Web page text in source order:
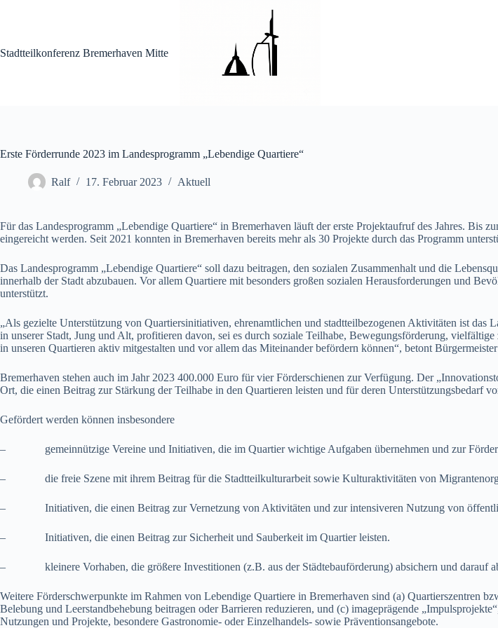
Stadtteilkonferenz Bremerhaven Mitte
Erste Förderrunde 2023 im Landesprogramm „Lebendige Quartiere“
Ralf 17. Februar 2023 Aktuell
Für das Landesprogramm „Lebendige Quartiere“ in Bremerhaven läuft der erste Projektaufruf des Jahres. Bis
eingereicht werden. Seit 2021 konnten in Bremerhaven bereits mehr als 30 Projekte durch das Programm
Das Landesprogramm „Lebendige Quartiere“ soll dazu beitragen, den sozialen Zusammenhalt und die
innerhalb der Stadt abzubauen. Vor allem Quartiere mit besonders großen sozialen Herausforderungen und
unterstützt.
„Als gezielte Unterstützung von Quartiersinitiativen, ehrenamtlichen und stadtteilbezogenen Aktivitäten ist
in unserer Stadt, Jung und Alt, profitieren davon, sei es durch soziale Teilhabe, Bewegungsförderung,
in unseren Quartieren aktiv mitgestalten und vor allem das Miteinander befördern können“, betont
Bremerhaven stehen auch im Jahr 2023 400.000 Euro für vier Förderschienen zur Verfügung. Der
Ort, die einen Beitrag zur Stärkung der Teilhabe in den Quartieren leisten und für deren Unterstützungsbedarf
Gefördert werden können insbesondere
– gemeinnützige Vereine und Initiativen, die im Quartier wichtige Aufgaben übernehmen und zur
– die freie Szene mit ihrem Beitrag für die Stadtteilkulturarbeit sowie Kulturaktivitäten von
– Initiativen, die einen Beitrag zur Vernetzung von Aktivitäten und zur intensiveren Nutzung von
– Initiativen, die einen Beitrag zur Sicherheit und Sauberkeit im Quartier leisten.
– kleinere Vorhaben, die größere Investitionen (z.B. aus der Städtebauförderung) absichern und darauf
Weitere Förderschwerpunkte im Rahmen von Lebendige Quartiere in Bremerhaven sind (a) Quartierszentren
Belebung und Leerstandbehebung beitragen oder Barrieren reduzieren, und (c) imageprägende
Nutzungen und Projekte, besondere Gastronomie- oder Einzelhandels- sowie Präventionsangebote.